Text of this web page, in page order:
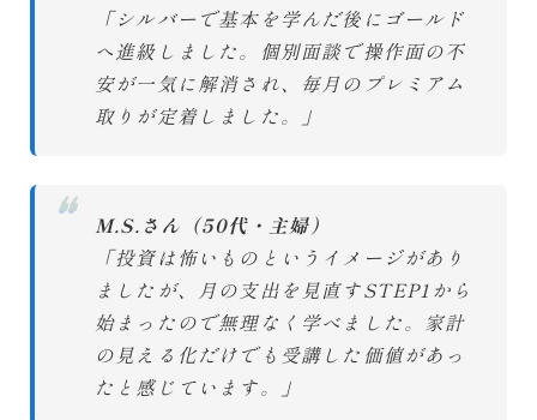
「シルバーで基本を学んだ後にゴールド
へ進級しました。個別面談で操作面の不
安が一気に解消され、毎月のプレミアム
取りが定着しました。」
❝
M.S.さん（50代・主婦）
「投資は怖いものというイメージがあり
ましたが、月の支出を見直すSTEP1から
始まったので無理なく学べました。家計
の見える化だけでも受講した価値があっ
たと感じています。」